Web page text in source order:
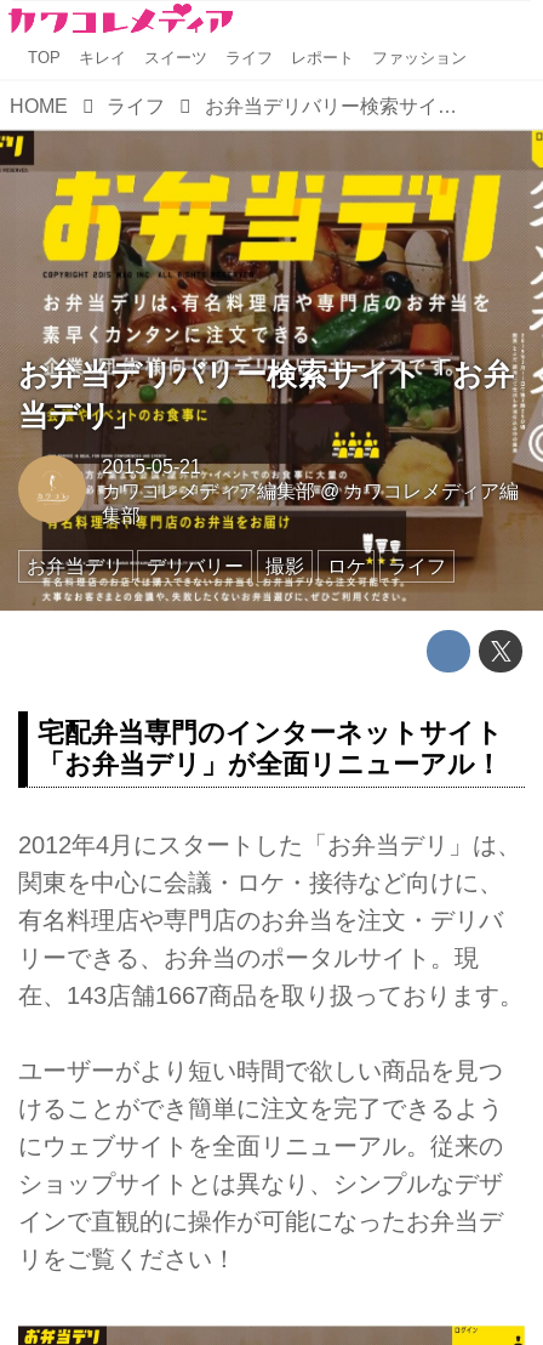
TOP キレイ スイーツ ライフ レポート ファッション
HOME ライフ お弁当デリバリー検索サイト「お弁当デリ」
お弁当デリバリー検索サイト「お弁
当デリ」
2015-05-21
カワコレメディア編集部@カワコレメディア編
集部
お弁当デリ デリバリー 撮影 ロケ ライフ
宅配弁当専門のインターネットサイト
「お弁当デリ」が全面リニューアル！
2012年4月にスタートした「お弁当デリ」は、
関東を中心に会議・ロケ・接待など向けに、
有名料理店や専門店のお弁当を注文・デリバ
リーできる、お弁当のポータルサイト。現
在、143店舗1667商品を取り扱っております。
ユーザーがより短い時間で欲しい商品を見つ
けることができ簡単に注文を完了できるよう
にウェブサイトを全面リニューアル。従来の
ショップサイトとは異なり、シンプルなデザ
インで直観的に操作が可能になったお弁当デ
リをご覧ください！